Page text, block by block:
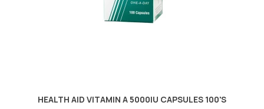
HEALTH AID VITAMIN A 5000IU CAPSULES 100'S